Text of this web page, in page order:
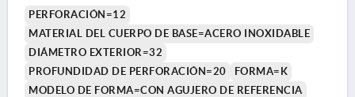
PERFORACIÓN=12
MATERIAL DEL CUERPO DE BASE=ACERO INOXIDABLE
DIÁMETRO EXTERIOR=32
PROFUNDIDAD DE PERFORACIÓN=20
FORMA=K
MODELO DE FORMA=CON AGUJERO DE REFERENCIA